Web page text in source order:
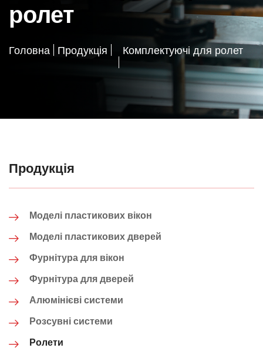
ролет
Головна Продукція Комплектуючі для ролет
Продукція
Моделі пластикових вікон
Моделі пластикових дверей
Фурнітура для вікон
Фурнітура для дверей
Алюмінієві системи
Розсувні системи
Ролети